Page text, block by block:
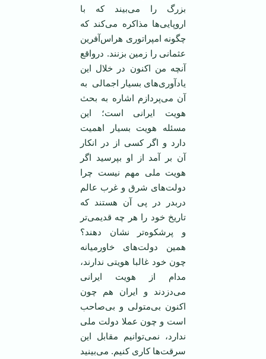
بزرگ را می‌بیند که با
اروپایی‌ها مذاکره می‌کند که
چگونه امپراتوری هراس‌آفرین
عثمانی را زمین بزنند. درواقع
آنچه من اکنون در خلال این
یادآوری‌های بسیار اجمالی به
آن می‌پردازم اشاره به بحث
هویت ایرانی است؛ این
مسئله هویت بسیار اهمیت
دارد و اگر کسی از در انکار
آن بر آمد از او بپرسید اگر
هویت ملی مهم نیست چرا
دولت‌های شرق و غرب عالم
دربدر در پی آن هستند که
تاریخ خود را هر چه قدیمی‌تر
و پرشکوه‌تر نشان دهند؟
همین دولت‌های خاورمیانه
چون خود غالبا هویتی ندارند،
مدام از هویت ایرانی
می‌دزدند و ایران هم چون
اکنون بی‌متولی و بی‌صاحب
است و چون عملا دولت ملی
ندارد، نمی‌توانیم مقابل این
سرقت‌ها کاری کنیم. می‌بینید